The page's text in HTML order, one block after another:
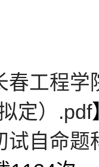
春工程
定）.pdf
试自命